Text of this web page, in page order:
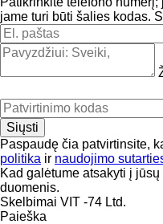
jame turi būti šalies kodas.
Paspaudę čia patvirtinsite,
politika ir naudojimo
Kad galėtume atsakyti į
duomenis.
Skelbimai VIT -74 Ltd.
Paieška